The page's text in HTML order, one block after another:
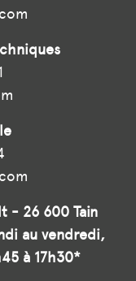
- 26 600 Tain
au vendredi,
à 17h30*